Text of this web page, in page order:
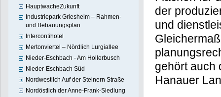
HauptwacheZukunft
Industriepark Griesheim – Rahmen-
und Bebauungsplan
Intercontihotel
Mertonviertel – Nördlich Lurgiallee
Nieder-Eschbach - Am Hollerbusch
Nieder-Eschbach Süd
Nordwestlich Auf der Steinern Straße
Nordöstlich der Anne-Frank-Siedlung
der
und
gehört auch
Hanauer